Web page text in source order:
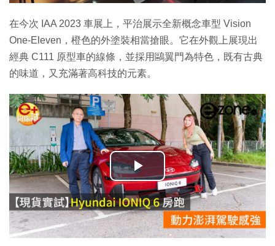
在今次 IAA 2023 車展上，平治展示全新概念車型 Vision
One-Eleven，橙色的外塗裝相當搶眼。它在外觀上展現出
經典 C111 原型車的線條，並採用鷗翼門為特色，既有古典
的味道，又充滿著高科技的元素。
播
放
影